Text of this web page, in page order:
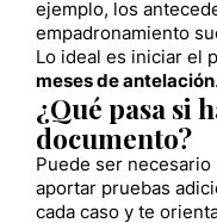
ejemplo, los
empadronamiento
Lo ideal es iniciar el
meses de antelación.
¿Qué pasa si
documento?
Puede ser
aportar pruebas
cada caso y te